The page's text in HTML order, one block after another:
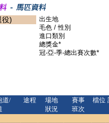
役)
出生地
毛色 / 性別
進口類別
總獎金*
冠-亞-季-總出賽次數*
道/
途程
場地
狀況
賽事
班次
檔位